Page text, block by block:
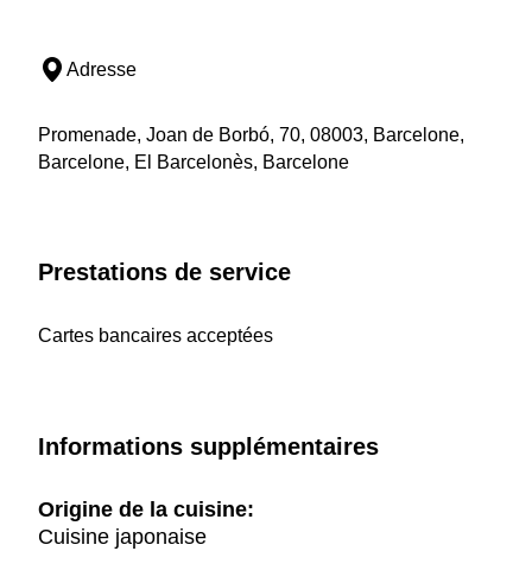
Adresse
Promenade, Joan de Borbó, 70, 08003, Barcelone,
Barcelone, El Barcelonès, Barcelone
Prestations de service
Cartes bancaires acceptées
Informations supplémentaires
Origine de la cuisine:
Cuisine japonaise